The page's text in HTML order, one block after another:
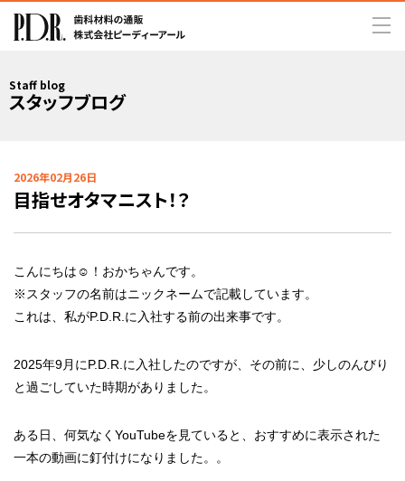
Staff blog
スタッフブログ
2026年02月26日
目指せオタマニスト！？
こんにちは☺︎！おかちゃんです。
※スタッフの名前はニックネームで記載しています。
これは、私がP.D.R.に入社する前の出来事です。
2025年9月にP.D.R.に入社したのですが、その前に、少しのんびり
と過ごしていた時期がありました。
ある日、何気なくYouTubeを見ていると、おすすめに表示された
一本の動画に釘付けになりました。。